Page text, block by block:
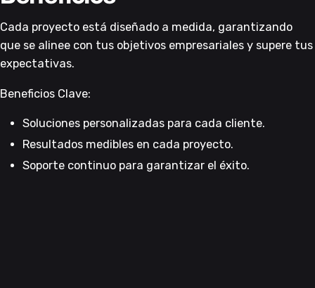
Cada proyecto está diseñado a medida, garantizando
que se alinee con tus objetivos empresariales y supere tus
expectativas.
Beneficios Clave:
Soluciones personalizadas para cada cliente.
Resultados medibles en cada proyecto.
Soporte continuo para garantizar el éxito.